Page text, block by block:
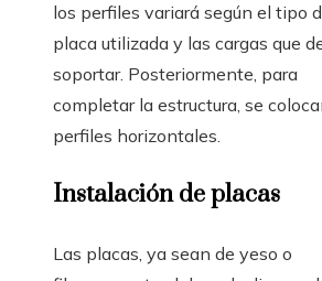
los perfiles variará según el tipo
placa utilizada y las cargas que
soportar. Posteriormente, para
completar la estructura, se
perfiles horizontales.
Instalación de placas
Las placas, ya sean de yeso o